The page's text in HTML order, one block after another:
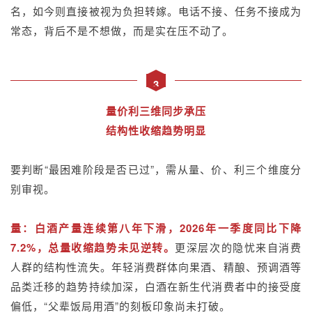
名，如今则直接被视为负担转嫁。电话不接、任务不接成为
常态，背后不是不想做，而是实在压不动了。
3
量价利三维同步承压
结构性收缩趋势明显
要判断“最困难阶段是否已过”，需从量、价、利三个维度分
别审视。
量：白酒产量连续第八年下滑，2026年一季度同比下降
7.2%，总量收缩趋势未见逆转。 更深层次的隐忧来自消费
人群的结构性流失。年轻消费群体向果酒、精酿、预调酒等
品类迁移的趋势持续加深，白酒在新生代消费者中的接受度
偏低，“父辈饭局用酒”的刻板印象尚未打破。